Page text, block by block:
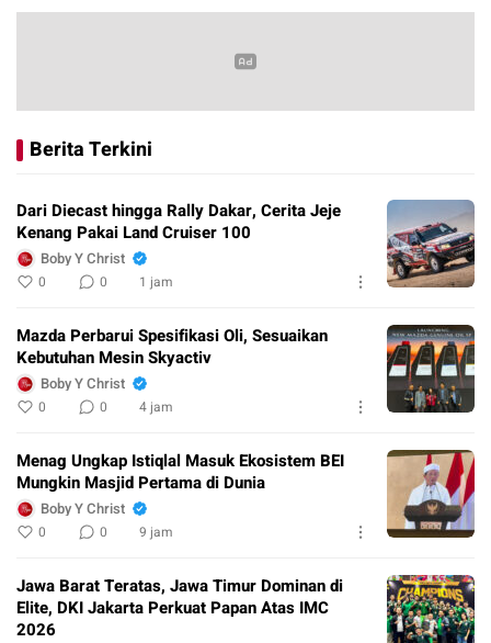
Berita Terkini
Dari Diecast hingga Rally Dakar, Cerita Jeje
Kenang Pakai Land Cruiser 100
Boby Y Christ
0 0 1 jam
Mazda Perbarui Spesifikasi Oli, Sesuaikan
Kebutuhan Mesin Skyactiv
Boby Y Christ
0 0 4 jam
Menag Ungkap Istiqlal Masuk Ekosistem BEI
Mungkin Masjid Pertama di Dunia
Boby Y Christ
0 0 9 jam
Jawa Barat Teratas, Jawa Timur Dominan di
Elite, DKI Jakarta Perkuat Papan Atas IMC
2026